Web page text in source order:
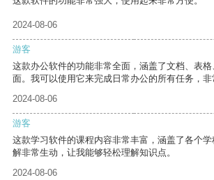
2024-08-06
游客
这款办公软件的功能非常全面，涵盖了文档、表
面。我可以使用它来完成日常办公的所有任务，非
2024-08-06
游客
这款学习软件的课程内容非常丰富，涵盖了各个
解非常生动，让我能够轻松理解知识点。
2024-08-06